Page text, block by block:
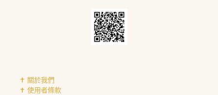
✝︎ 關於我們
✝︎ 使用者條款